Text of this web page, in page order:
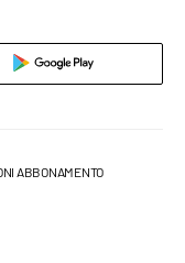
ABBONAMENTO